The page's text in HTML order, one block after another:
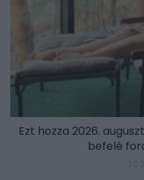
Ezt hozza 2026.
befelé